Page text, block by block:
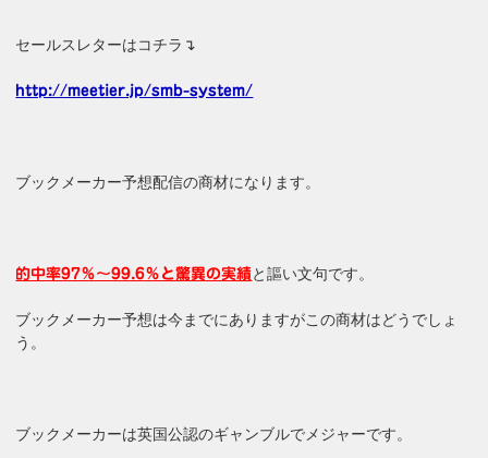
セールスレターはコチラ↴
http://meetier.jp/smb-system/
ブックメーカー予想配信の商材になります。
的中率97％～99.6％と驚異の実績と謳い文句です。
ブックメーカー予想は今までにありますがこの商材はどうでしょ
う。
ブックメーカーは英国公認のギャンブルでメジャーです。